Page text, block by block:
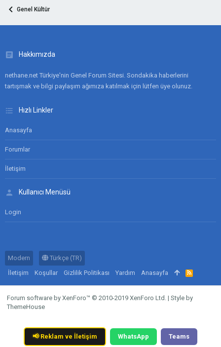
Genel Kültür
Hakkımızda
nethane.net Türkiye'nin Genel Forum Sitesi. Sondakika haberlerini
tartışmak ve bilgi paylaşım ağımıza katılmak için lütfen üye olunuz.
Hızlı Linkler
Anasayfa
Forumlar
İletişim
Kullanıcı Menüsü
Login
Modern
Türkçe (TR)
İletişim
Koşullar Gizlilik Politikası Yardım Anasayfa
R
S
S
Forum software by XenForo™ © 2010-2019 XenForo Ltd. | Style by
ThemeHouse
📢Reklam ve İletişim WhatsApp Teams